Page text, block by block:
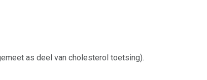
as deel van cholesterol toetsing).